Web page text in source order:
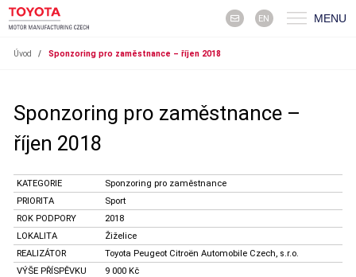
EN MENU
Úvod / Sponzoring pro zaměstnance – říjen 2018
Sponzoring pro zaměstnance –
říjen 2018
KATEGORIE
Sponzoring pro zaměstnance
PRIORITA
Sport
ROK PODPORY
2018
LOKALITA
Žiželice
REALIZÁTOR
Toyota Peugeot Citroën Automobile Czech, s.r.o.
VÝŠE PŘÍSPĚVKU
9 000 Kč